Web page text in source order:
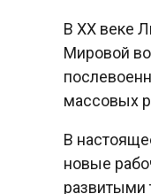
В XX веке
Мировой
массовых
В
новые
развитыми